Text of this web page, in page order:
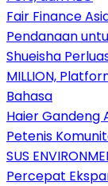
Fair Finance
Pendanaan
Shueisha
MILLION,
Bahasa
Haier Gandeng
Petenis
SUS
Percepat